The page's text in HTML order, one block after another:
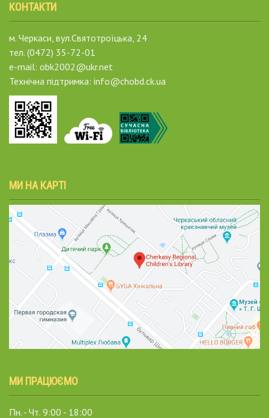
КОНТАКТИ
м. Черкаси, вул.Святотроїцька, 24
тел. (0472) 35-72-01
e-mail: obk2002@ukr.net
Технічна підтримка: info@chobd.ck.ua
МИ НА КАРТІ
МИ ПРАЦЮЄМО
Пн. - Чт. 9:00 - 18:00